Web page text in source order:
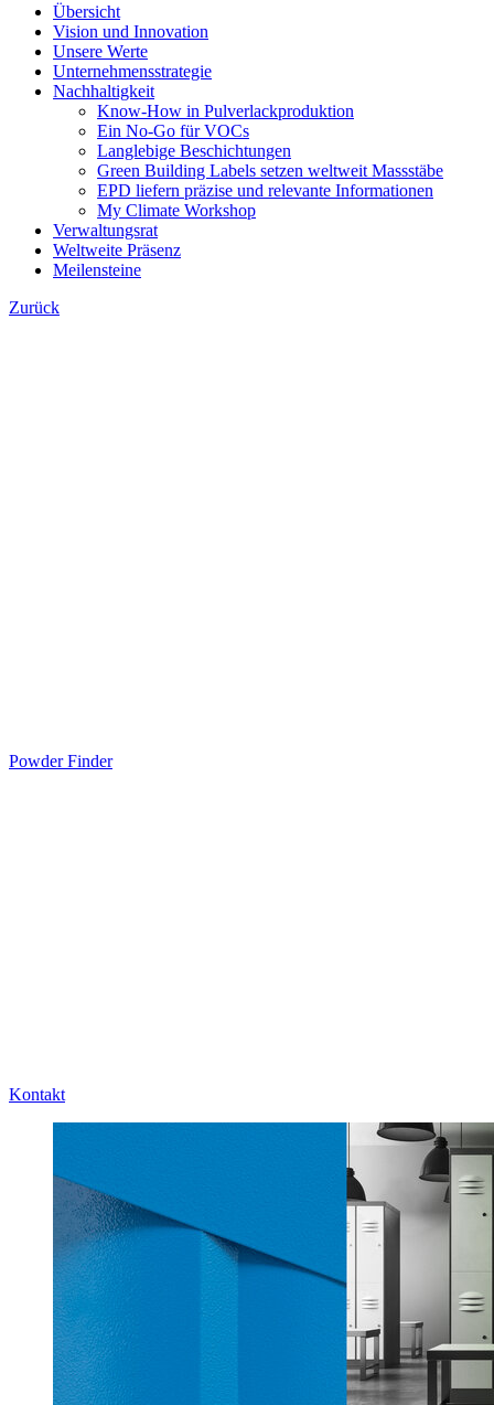
Übersicht
Vision und Innovation
Unsere Werte
Unternehmensstrategie
Nachhaltigkeit
Know-How in Pulverlackproduktion
Ein No-Go für VOCs
Langlebige Beschichtungen
Green Building Labels setzen weltweit Massstäbe
EPD liefern präzise und relevante Informationen
My Climate Workshop
Verwaltungsrat
Weltweite Präsenz
Meilensteine
Zurück
Powder Finder
Kontakt